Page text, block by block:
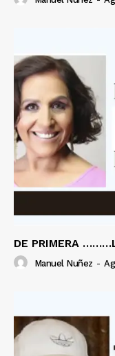
DE PRIMERA
Manuel Nuñez -